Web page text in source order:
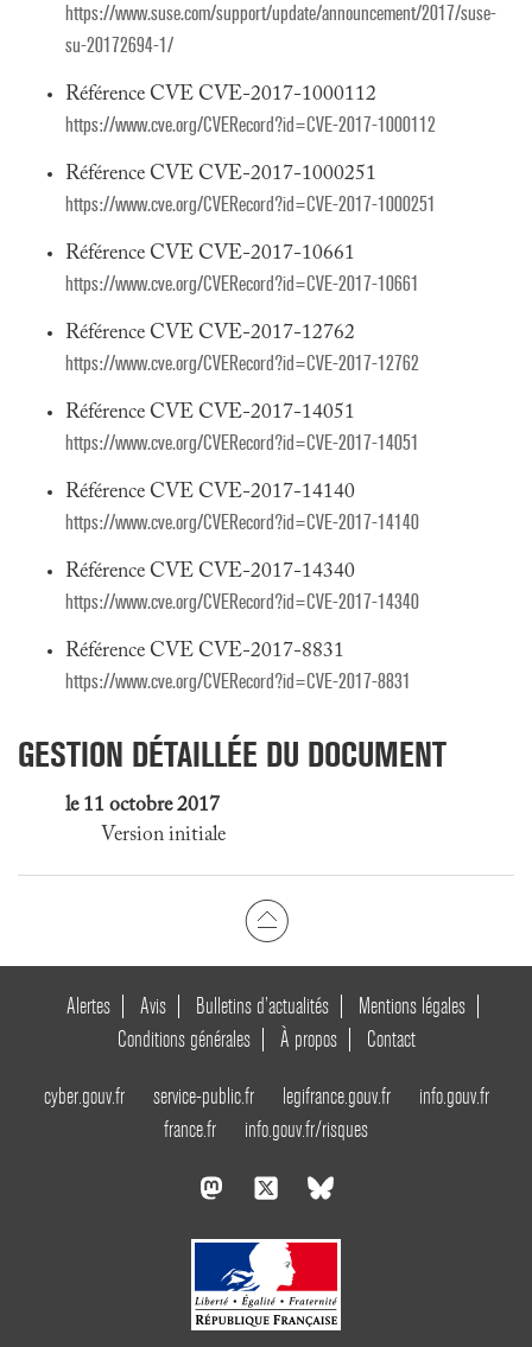
https://www.suse.com/support/update/announcement/2017/suse-
su-20172694-1/
Référence CVE CVE-2017-1000112
https://www.cve.org/CVERecord?id=CVE-2017-1000112
Référence CVE CVE-2017-1000251
https://www.cve.org/CVERecord?id=CVE-2017-1000251
Référence CVE CVE-2017-10661
https://www.cve.org/CVERecord?id=CVE-2017-10661
Référence CVE CVE-2017-12762
https://www.cve.org/CVERecord?id=CVE-2017-12762
Référence CVE CVE-2017-14051
https://www.cve.org/CVERecord?id=CVE-2017-14051
Référence CVE CVE-2017-14140
https://www.cve.org/CVERecord?id=CVE-2017-14140
Référence CVE CVE-2017-14340
https://www.cve.org/CVERecord?id=CVE-2017-14340
Référence CVE CVE-2017-8831
https://www.cve.org/CVERecord?id=CVE-2017-8831
GESTION DÉTAILLÉE DU DOCUMENT
le 11 octobre 2017
Version initiale
Alertes Avis Bulletins d’actualités
Mentions légales
Conditions générales
À propos Contact
cyber.gouv.fr service-public.fr legifrance.gouv.fr
info.gouv.fr
france.fr
info.gouv.fr/risques